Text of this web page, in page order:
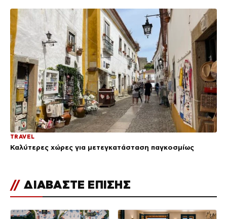
TRAVEL
Καλύτερες χώρες για μετεγκατάσταση παγκοσμίως
// ΔΙΑΒΑΣΤΕ ΕΠΙΣΗΣ